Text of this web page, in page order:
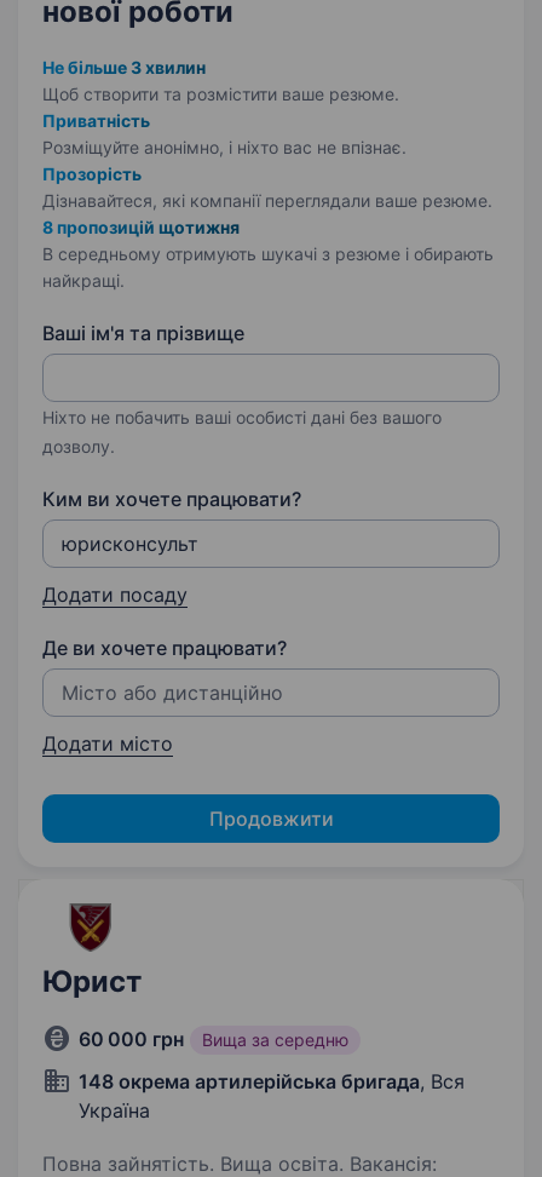
нової роботи
Не більше 3 хвилин
Щоб створити та розмістити ваше резюме.
Приватність
Розміщуйте анонімно, і ніхто вас не впізнає.
Прозорість
Дізнавайтеся, які компанії переглядали ваше резюме.
8 пропозицій щотижня
В середньому отримують шукачі з резюме і обирають
найкращі.
Ваші ім'я та прізвище
Ніхто не побачить ваші особисті дані без вашого
дозволу.
Ким ви хочете працювати?
Додати посаду
Де ви хочете працювати?
Додати місто
Продовжити
Юрист
60 000 грн Вища за середню
148 окрема артилерійська бригада, Вся
Україна
Повна зайнятість. Вища освіта. Вакансія: